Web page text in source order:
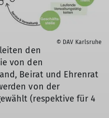
© DAV Karlsruhe
den
von den
Beirat und Ehrenrat
von der
(respektive für 4